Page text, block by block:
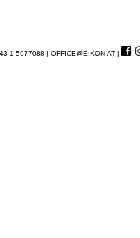
1 5977088 | OFFICE@EIKON.AT | |